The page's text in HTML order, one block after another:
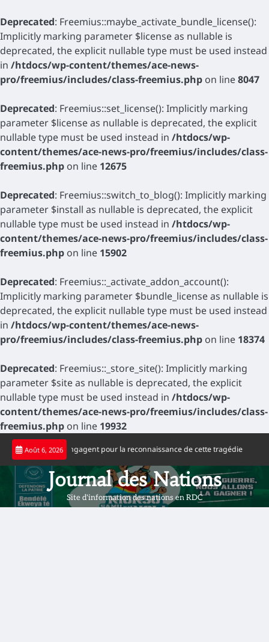
Deprecated: Freemius::maybe_activate_bundle_license():
Implicitly marking parameter $license as nullable is
deprecated, the explicit nullable type must be used instead
in /htdocs/wp-content/themes/ace-news-
pro/freemius/includes/class-freemius.php on line8047
Deprecated: Freemius::set_license(): Implicitly marking
parameter $license as nullable is deprecated, the explicit
nullable type must be used instead in /htdocs/wp-
content/themes/ace-news-pro/freemius/includes/class-
freemius.php on line 12675
Deprecated: Freemius::switch_to_blog(): Implicitly marking
parameter $install as nullable is deprecated, the explicit
nullable type must be used instead in /htdocs/wp-
content/themes/ace-news-pro/freemius/includes/class-
freemius.php on line 15902
Deprecated: Freemius::_activate_addon_account():
Implicitly marking parameter $bundle_license as nullable is
deprecated, the explicit nullable type must be used instead
in /htdocs/wp-content/themes/ace-news-
pro/freemius/includes/class-freemius.php on line 18374
Deprecated: Freemius::_store_site(): Implicitly marking
parameter $site as nullable is deprecated, the explicit
nullable type must be used instead in /htdocs/wp-
content/themes/ace-news-pro/freemius/includes/class-
freemius.php on line 19932
Skip
content
Août 6, 2026
s’engagent pour la reconnaissance de cette tragédie Football : DC
Journal des Nations
Site d'information des nations en RDC